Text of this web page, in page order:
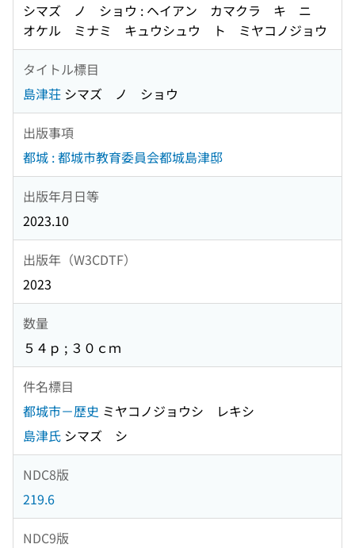
シマズ ノ ショウ : ヘイアン カマクラ キ ニ
オケル ミナミ キュウシュウ ト ミヤコノジョウ
タイトル標目
島津荘 シマズ ノ ショウ
出版事項
都城 : 都城市教育委員会都城島津邸
出版年月日等
2023.10
出版年（W3CDTF）
2023
数量
５４ｐ ; ３０ｃｍ
件名標目
都城市－歴史 ミヤコノジョウシ レキシ
島津氏 シマズ シ
NDC8版
219.6
NDC9版